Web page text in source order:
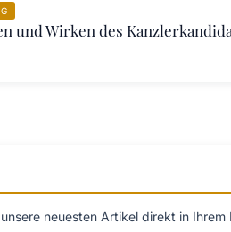
und Wirken des
neuesten Artikel direkt in